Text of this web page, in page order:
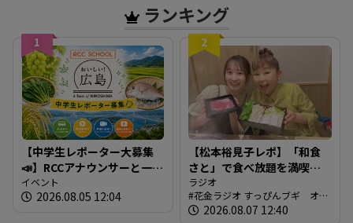
ランキング
1
【中学生レポーター大募集
📣】RCCアナウンサーと一緒
に「広島の食」の現場を取
材しよう！
イベント
2026.08.05 12:04
2
【松本裕見子レポ】「和食
さと」で食べ放題を満喫！
「さとしゃぶ」を体験！！
（RCCラジオ「花金ラジオ
すっぴんブギ」企画）
ラジオ
花金ラジオ すっぴんブギ オン
エア情報
2026.08.07 12:40